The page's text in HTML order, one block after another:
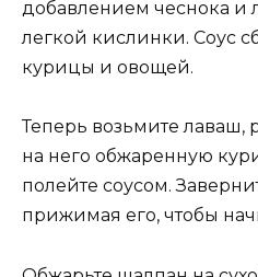
добавлением чеснока и
легкой кислинки. Соус
курицы и овощей.
Теперь возьмите
на него обжаренную
полейте соусом.
прижимая его, чтобы